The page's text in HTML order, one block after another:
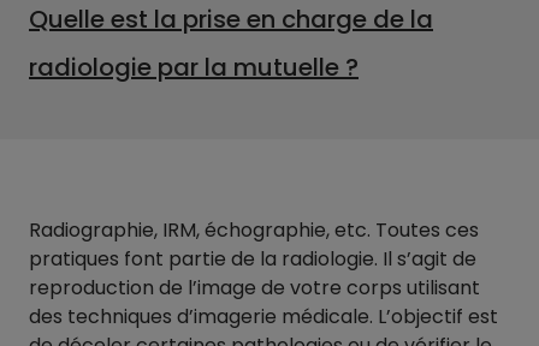
Quelle est la prise en charge de la
radiologie par la mutuelle ?
Radiographie, IRM, échographie, etc. Toutes ces
pratiques font partie de la radiologie. Il s’agit de
reproduction de l’image de votre corps utilisant
des techniques d’imagerie médicale. L’objectif est